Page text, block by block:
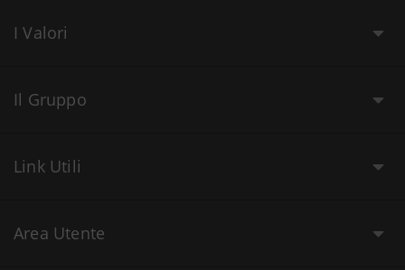
I Valori
Il Gruppo
Link Utili
Area Utente